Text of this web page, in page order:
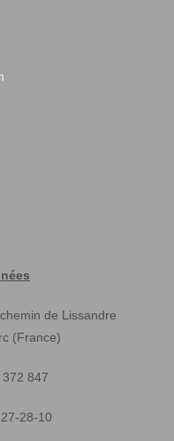
de Lissandre
(France)
847
28-10